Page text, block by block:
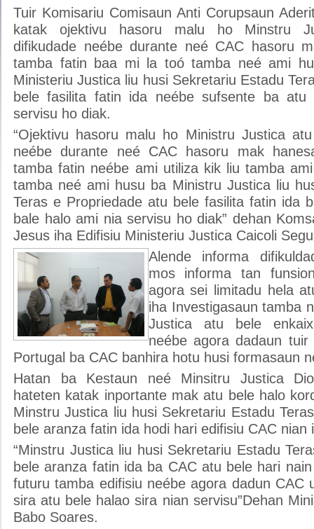
Tuir Komisariu Comisaun Anti Corupsaun
katak ojektivu hasoru malu ho Minstru
difikudade neébe durante neé CAC hasoru
tamba fatin baa mi la toó tamba neé ami
Ministeriu Justica liu husi Sekretariu Estadu
bele fasilita fatin ida neébe sufsente ba
servisu ho diak.
“Ojektivu hasoru malu ho Ministru Justica
neébe durante neé CAC hasoru mak
tamba fatin neébe ami utiliza kik liu tamba
tamba neé ami husu ba Ministru Justica liu
Teras e Propriedade atu bele fasilita fatin ida
bale halo ami nia servisu ho diak” dehan
Jesus iha Edifisiu Ministeriu Justica Caicoli
Alende informa
mos informa tan
agora sei limitadu hela
iha Investigasaun tamba
Justica atu bele
neébe agora dadaun
Portugal ba CAC banhira hotu husi formasaun
Hatan ba Kestaun neé Minsitru Justica
hateten katak inportante mak atu bele halo
Minstru Justica liu husi Sekretariu Estadu
bele aranza fatin ida hodi hari edifisiu CAC nian
“Minstru Justica liu husi Sekretariu Estadu
bele aranza fatin ida ba CAC atu bele hari
futuru tamba edifisiu neébe agora dadun CAC
sira atu bele halao sira nian servisu”Dehan
Babo Soares.